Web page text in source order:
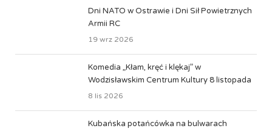
Dni NATO w Ostrawie i Dni Sił Powietrznych
Armii RC
19 wrz 2026
Komedia „Kłam, kręć i klękaj” w
Wodzisławskim Centrum Kultury 8 listopada
8 lis 2026
Kubańska potańcówka na bulwarach